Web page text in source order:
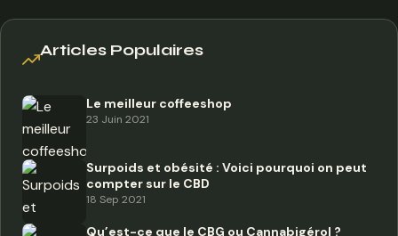
Articles Populaires
Le meilleur coffeeshop
23 Juin 2021
Surpoids et obésité : Voici pourquoi on peut
compter sur le CBD
18 Sep 2021
Qu’est-ce que le CBG ou Cannabigérol ?